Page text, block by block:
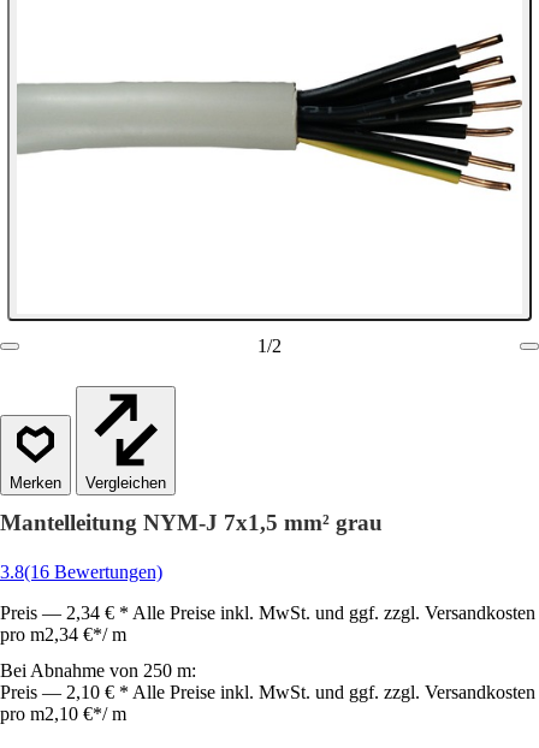
1/2
Vergleichen
Mantelleitung NYM-J 7x1,5 mm² grau
3.8(16 Bewertungen)
Preis — 2,34 € * Alle Preise inkl. MwSt. und ggf. zzgl. Versandkosten
pro m2,34 €*/ m
Bei Abnahme von 250 m:
Preis — 2,10 € * Alle Preise inkl. MwSt. und ggf. zzgl. Versandkosten
pro m2,10 €*/ m